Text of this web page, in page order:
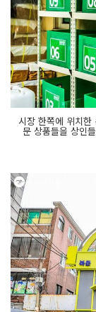
시장 한쪽에 위치
문 상품들을 상인